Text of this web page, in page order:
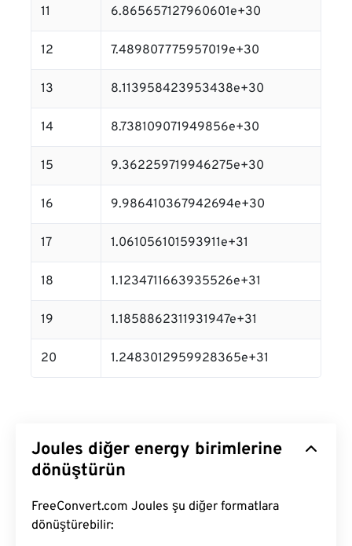
11 6.865657127960601e+30
12 7.489807775957019e+30
13 8.113958423953438e+30
14 8.738109071949856e+30
15 9.362259719946275e+30
16 9.986410367942694e+30
17 1.061056101593911e+31
18 1.1234711663935526e+31
19 1.1858862311931947e+31
20 1.2483012959928365e+31
Joules diğer energy birimlerine
dönüştürün
FreeConvert.com Joules şu diğer formatlara
dönüştürebilir: